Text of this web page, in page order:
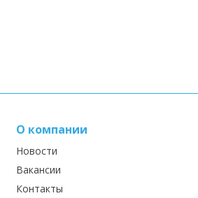
О компании
Новости
Вакансии
Контакты